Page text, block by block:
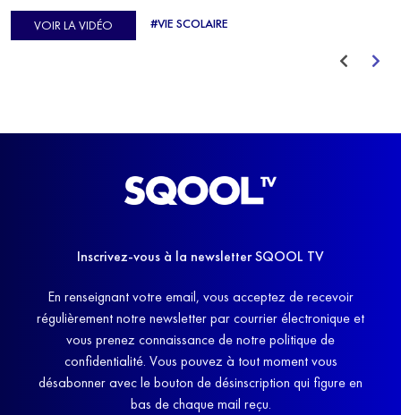
d'Europe de Horse-ball, qui a failli abandonner ses études
avant de trouver un nouvel équilibre.
VOIR LA VIDÉO #VIE SCOLAIRE
Inscrivez-vous à la newsletter SQOOL TV
En renseignant votre email, vous acceptez de recevoir
régulièrement notre newsletter par courrier électronique et
vous prenez connaissance de notre politique de
confidentialité. Vous pouvez à tout moment vous
désabonner avec le bouton de désinscription qui figure en
bas de chaque mail reçu.